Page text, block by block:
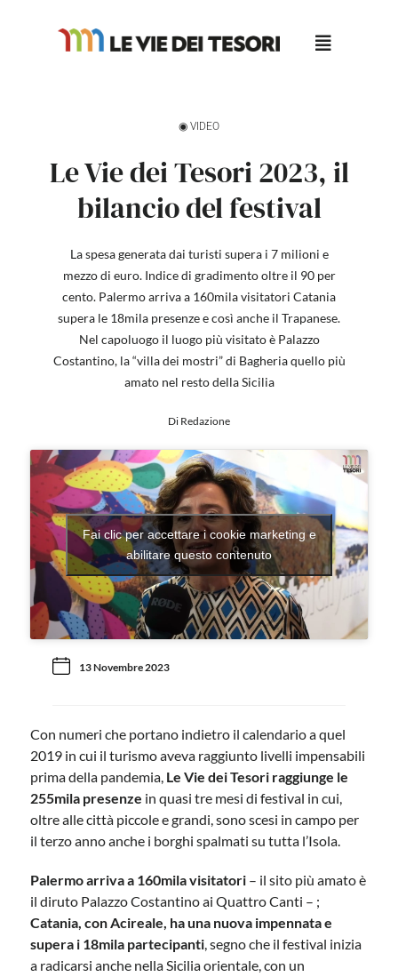
◉ VIDEO
Le Vie dei Tesori 2023, il
bilancio del festival
La spesa generata dai turisti supera i 7 milioni e
mezzo di euro. Indice di gradimento oltre il 90 per
cento. Palermo arriva a 160mila visitatori Catania
supera le 18mila presenze e così anche il Trapanese.
Nel capoluogo il luogo più visitato è Palazzo
Costantino, la “villa dei mostri” di Bagheria quello più
amato nel resto della Sicilia
Di Redazione
Fai clic per accettare i cookie marketing e
abilitare questo contenuto
13 Novembre 2023
Con numeri che portano indietro il calendario a quel
2019 in cui il turismo aveva raggiunto livelli impensabili
prima della pandemia, Le Vie dei Tesori raggiunge le
255mila presenze in quasi tre mesi di festival in cui,
oltre alle città piccole e grandi, sono scesi in campo per
il terzo anno anche i borghi spalmati su tutta l’Isola.
Palermo arriva a 160mila visitatori – il sito più amato è
il diruto Palazzo Costantino ai Quattro Canti – ;
Catania, con Acireale, ha una nuova impennata e
supera i 18mila partecipanti, segno che il festival inizia
a radicarsi anche nella Sicilia orientale, con un